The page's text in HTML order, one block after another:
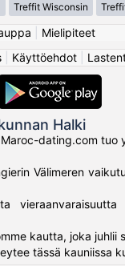
Treffit Wisconsin
Mielipiteet
| Käyttöehdot|
Halki
dating.com
Välimeren
kautta, joka
tässä kauniissa